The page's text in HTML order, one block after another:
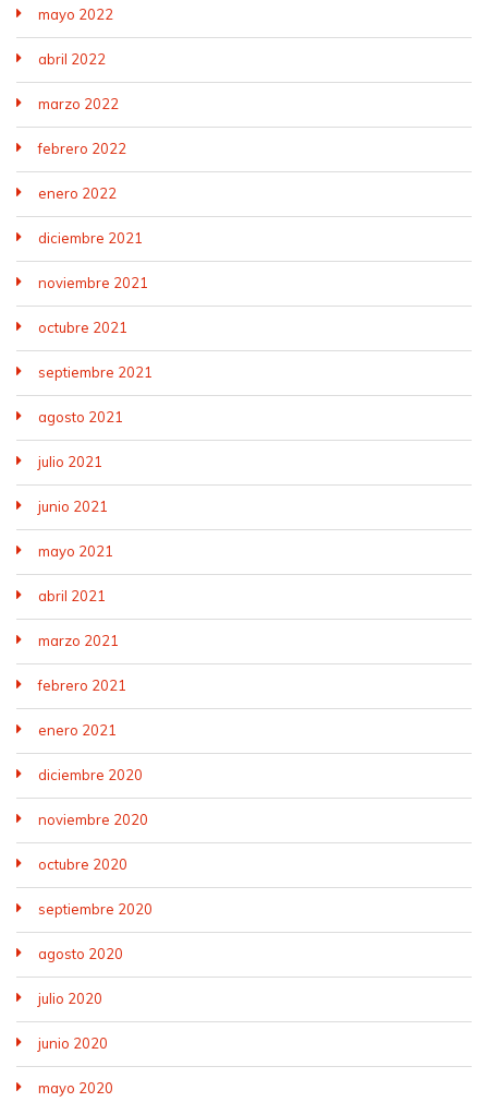
mayo 2022
abril 2022
marzo 2022
febrero 2022
enero 2022
diciembre 2021
noviembre 2021
octubre 2021
septiembre 2021
agosto 2021
julio 2021
junio 2021
mayo 2021
abril 2021
marzo 2021
febrero 2021
enero 2021
diciembre 2020
noviembre 2020
octubre 2020
septiembre 2020
agosto 2020
julio 2020
junio 2020
mayo 2020